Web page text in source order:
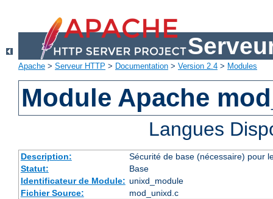
Apache > Serveur HTTP > Documentation > Version 2.4 > Modules
Module Apache
Langues
Description:
Sécurité de base (nécessaire) pour
Statut:
Base
Identificateur de Module: unixd_module
Fichier Source:
mod_unixd.c